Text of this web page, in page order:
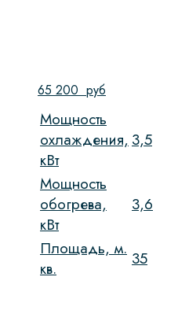
65 200 руб
Мощность
охлаждения,
кВт
3,5
Мощность
обогрева,
кВт
3,6
Площадь, м.
кв.
35